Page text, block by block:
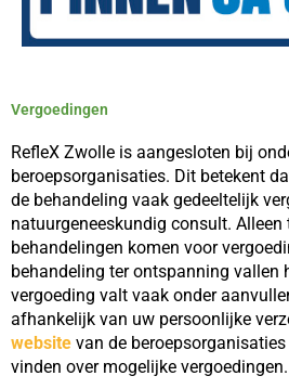
Vergoedingen
RefleX Zwolle is aangesloten bij
beroepsorganisaties. Dit betekent
de behandeling vaak gedeeltelijk
natuurgeneeskundig consult. Alleen
behandelingen komen voor
behandeling ter ontspanning vallen
vergoeding valt vaak onder
afhankelijk van uw persoonlijke
website van de
vinden over mogelijke vergoedingen.